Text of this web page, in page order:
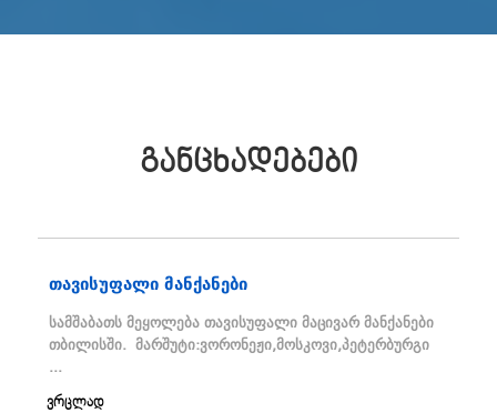
განცხადებები
თავისუფალი მანქანები
სამშაბათს მეყოლება თავისუფალი მაცივარ მანქანები
თბილისში. მარშუტი:ვორონეჟი,მოსკოვი,პეტერბურგი
...
ვრცლად